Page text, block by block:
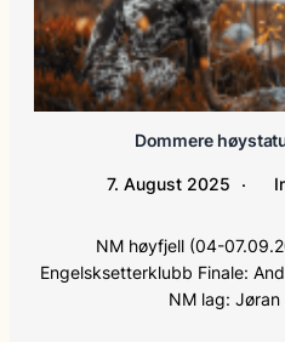
Dommere
7. August 2025
NM høyfjell (04-
Engelsksetterklubb Finale:
NM lag: